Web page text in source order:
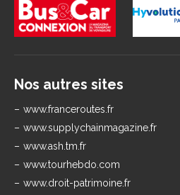
Nos autres sites
www.franceroutes.fr
www.supplychainmagazine.fr
www.ash.tm.fr
www.tourhebdo.com
www.droit-patrimoine.fr